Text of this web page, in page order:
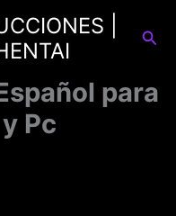
|
para
Pc